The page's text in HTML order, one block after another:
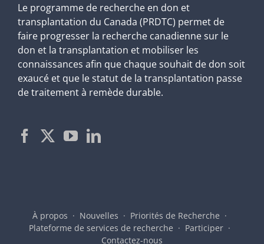
Le programme de recherche en don et
transplantation du Canada (PRDTC) permet de
faire progresser la recherche canadienne sur le
don et la transplantation et mobiliser les
connaissances afin que chaque souhait de don soit
exaucé et que le statut de la transplantation passe
de traitement à remède durable.
À propos Nouvelles
Priorités de Recherche
Plateforme de services de recherche
Participer
Contactez-nous